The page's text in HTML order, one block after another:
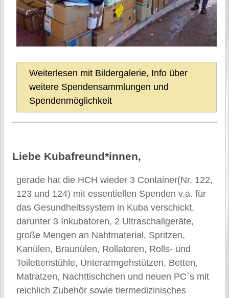
Weiterlesen mit Bildergalerie, Info über
weitere Spendensammlungen und
Spendenmöglichkeit
Liebe Kubafreund*innen,
gerade hat die HCH wieder 3 Container(Nr. 122,
123 und 124) mit essentiellen Spenden v.a. für
das Gesundheitssystem in Kuba verschickt,
darunter 3 Inkubatoren, 2 Ultraschallgeräte,
große Mengen an Nahtmaterial, Spritzen,
Kanülen, Braunülen, Rollatoren, Rolls- und
Toilettenstühle, Unterarmgehstützen, Betten,
Matratzen, Nachttischchen und neuen PC`s mit
reichlich Zubehör sowie tiermedizinisches